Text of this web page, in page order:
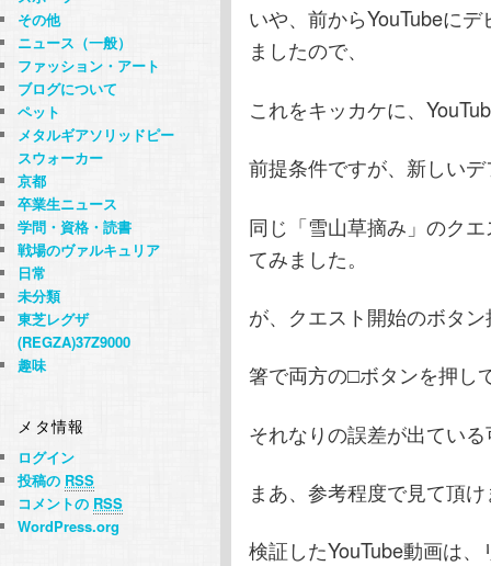
いや、前からYouTubeに
ましたので、
これをキッカケに、
前提条件ですが、新しい
同じ「雪山草摘み」のク
てみました。
が、クエスト開始のボタ
箸で両方の□ボタンを押し
それなりの誤差が出てい
まあ、参考程度で見て頂
検証したYouTube動画は
その他
ニュース（一般）
ファッション・アート
ブログについて
ペット
メタルギアソリッドピー
スウォーカー
京都
卒業生ニュース
学問・資格・読書
戦場のヴァルキュリア
日常
未分類
東芝レグザ
(REGZA)37Z9000
趣味
メタ情報
ログイン
投稿の RSS
コメントの RSS
WordPress.org